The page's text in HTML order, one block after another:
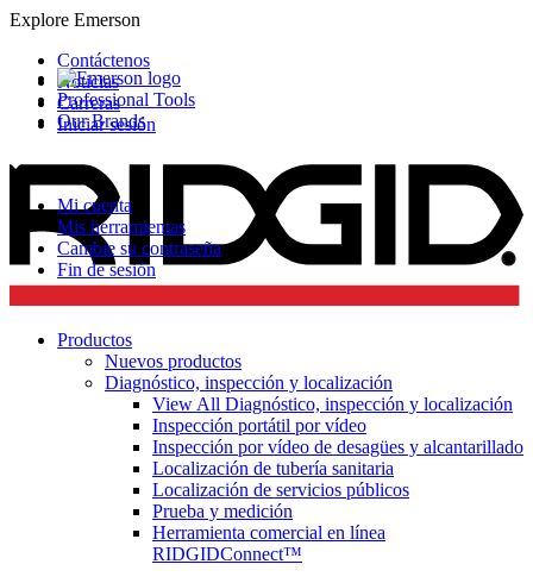
Explore Emerson
Professional Tools
Our Brands
Contáctenos
Noticias
Carreras
Iniciar sesión
Mi cuenta
Mis herramientas
Cambie su contraseña
Fin de sesión
Productos
Nuevos productos
Diagnóstico, inspección y localización
View All Diagnóstico, inspección y localización
Inspección portátil por vídeo
Inspección por vídeo de desagües y alcantarillado
Localización de tubería sanitaria
Localización de servicios públicos
Prueba y medición
Herramienta comercial en línea
RIDGIDConnect™